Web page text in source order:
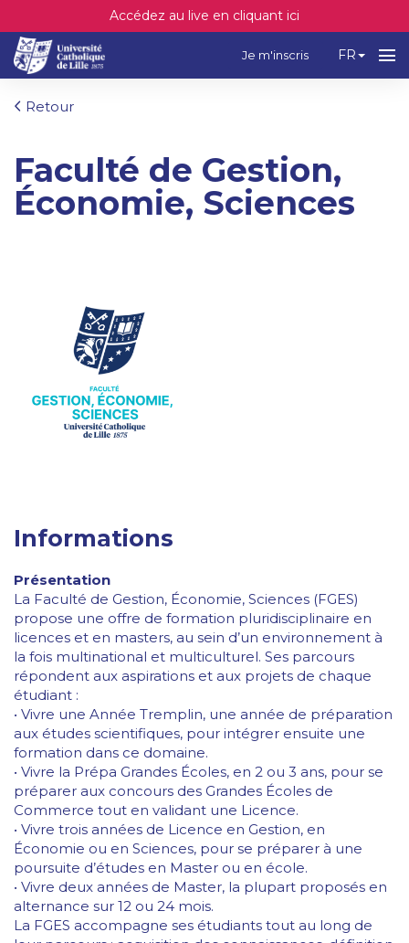
Accédez au live en cliquant ici
Je m'inscris FR
Retour
Faculté de Gestion,
Économie, Sciences
Informations
Présentation
La Faculté de Gestion, Économie, Sciences (FGES)
propose une offre de formation pluridisciplinaire en
licences et en masters, au sein d’un environnement à
la fois multinational et multiculturel. Ses parcours
répondent aux aspirations et aux projets de chaque
étudiant :
• Vivre une Année Tremplin, une année de préparation
aux études scientifiques, pour intégrer ensuite une
formation dans ce domaine.
• Vivre la Prépa Grandes Écoles, en 2 ou 3 ans, pour se
préparer aux concours des Grandes Écoles de
Commerce tout en validant une Licence.
• Vivre trois années de Licence en Gestion, en
Économie ou en Sciences, pour se préparer à une
poursuite d’études en Master ou en école.
• Vivre deux années de Master, la plupart proposés en
alternance sur 12 ou 24 mois.
La FGES accompagne ses étudiants tout au long de